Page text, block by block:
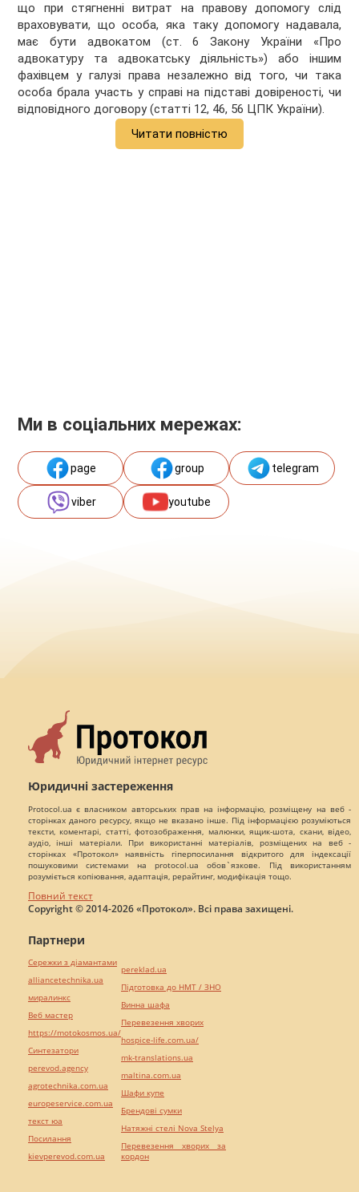
що при стягненні витрат на правову допомогу слід
враховувати, що особа, яка таку допомогу надавала,
має бути адвокатом (ст. 6 Закону України «Про
адвокатуру та адвокатську діяльність») або іншим
фахівцем у галузі права незалежно від того, чи така
особа брала участь у справі на підставі довіреності, чи
відповідного договору (статті 12, 46, 56 ЦПК України).
Читати повністю
Ми в соціальних мережах:
page group telegram
viber youtube
Юридичні застереження
Protocol.ua є власником авторських прав на інформацію, розміщену на веб -
сторінках даного ресурсу, якщо не вказано інше. Під інформацією розуміються
тексти, коментарі, статті, фотозображення, малюнки, ящик-шота, скани, відео,
аудіо, інші матеріали. При використанні матеріалів, розміщених на веб -
сторінках «Протокол» наявність гіперпосилання відкритого для індексації
пошуковими системами на protocol.ua обов`язкове. Під використанням
розуміється копіювання, адаптація, рерайтинг, модифікація тощо.
Повний текст
Copyright © 2014-2026 «Протокол». Всі права захищені.
Партнери
Сережки з діамантами
alliancetechnika.ua
миралинкс
Веб мастер
https://motokosmos.ua/
Синтезатори
perevod.agency
agrotechnika.com.ua
europeservice.com.ua
текст юа
Посилання
kievperevod.com.ua
pereklad.ua
Підготовка до НМТ / ЗНО
Винна шафа
Перевезення хворих
hospice-life.com.ua/
mk-translations.ua
maltina.com.ua
Шафи купе
Брендові сумки
Натяжні стелі Nova Stelya
Перевезення хворих за
кордон